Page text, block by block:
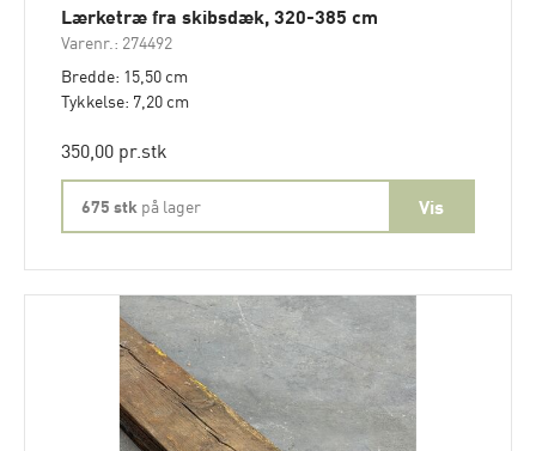
Lærketræ fra skibsdæk, 320-385 cm
Varenr.: 274492
Bredde: 15,50 cm
Tykkelse: 7,20 cm
350,00 pr.stk
675 stk på lager